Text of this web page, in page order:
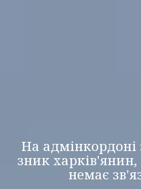
На
зник
немає